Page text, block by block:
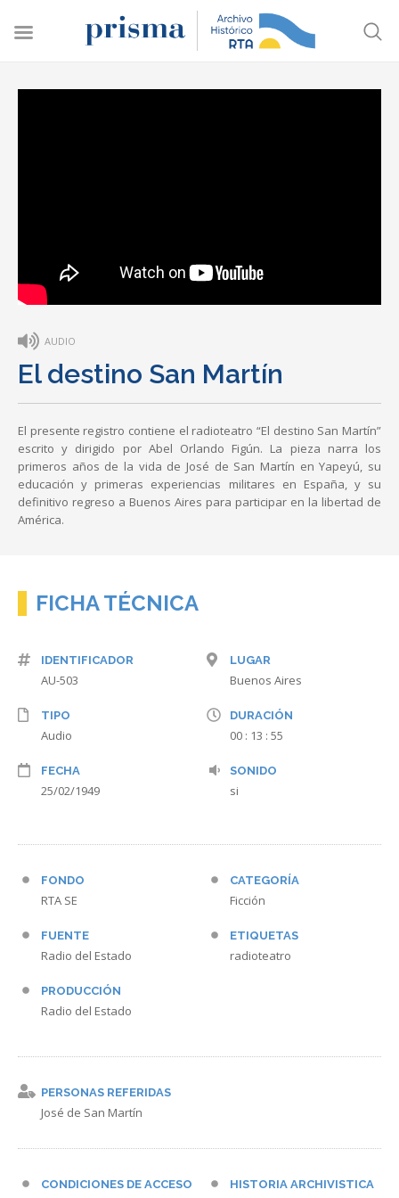
AUDIO
El destino San Martín
El presente registro contiene el radioteatro “El destino San Martín”
escrito y dirigido por Abel Orlando Figún. La pieza narra los
primeros años de la vida de José de San Martín en Yapeyú, su
educación y primeras experiencias militares en España, y su
definitivo regreso a Buenos Aires para participar en la libertad de
América.
FICHA TÉCNICA
IDENTIFICADOR
AU-503
TIPO
Audio
FECHA
25/02/1949
LUGAR
Buenos Aires
DURACIÓN
00 : 13 : 55
SONIDO
si
FONDO
RTA SE
FUENTE
Radio del Estado
PRODUCCIÓN
Radio del Estado
CATEGORÍA
Ficción
ETIQUETAS
radioteatro
PERSONAS REFERIDAS
José de San Martín
CONDICIONES DE ACCESO HISTORIA ARCHIVISTICA